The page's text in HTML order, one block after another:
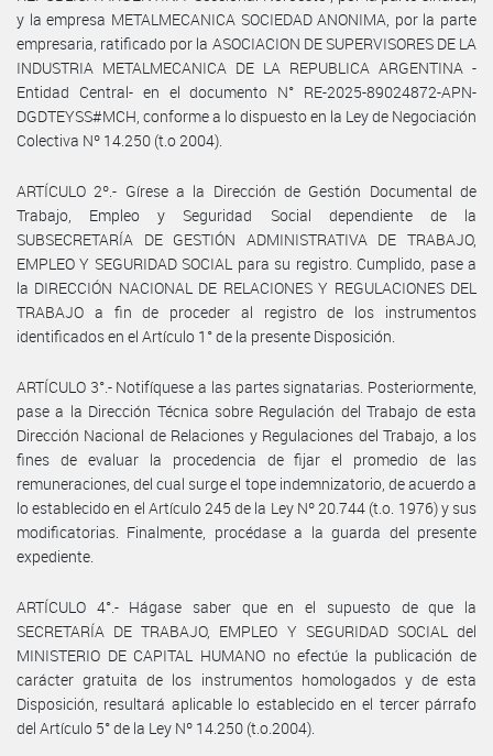
y la empresa METALMECANICA SOCIEDAD ANONIMA, por la parte
empresaria, ratificado por la ASOCIACION DE SUPERVISORES DE LA
INDUSTRIA METALMECANICA DE LA REPUBLICA ARGENTINA -
Entidad Central- en el documento N° RE-2025-89024872-APN-
DGDTEYSS#MCH, conforme a lo dispuesto en la Ley de Negociación
Colectiva Nº 14.250 (t.o 2004).
ARTÍCULO 2º.- Gírese a la Dirección de Gestión Documental de
Trabajo, Empleo y Seguridad Social dependiente de la
SUBSECRETARÍA DE GESTIÓN ADMINISTRATIVA DE TRABAJO,
EMPLEO Y SEGURIDAD SOCIAL para su registro. Cumplido, pase a
la DIRECCIÓN NACIONAL DE RELACIONES Y REGULACIONES DEL
TRABAJO a fin de proceder al registro de los instrumentos
identificados en el Artículo 1° de la presente Disposición.
ARTÍCULO 3°.- Notifíquese a las partes signatarias. Posteriormente,
pase a la Dirección Técnica sobre Regulación del Trabajo de esta
Dirección Nacional de Relaciones y Regulaciones del Trabajo, a los
fines de evaluar la procedencia de fijar el promedio de las
remuneraciones, del cual surge el tope indemnizatorio, de acuerdo a
lo establecido en el Artículo 245 de la Ley Nº 20.744 (t.o. 1976) y sus
modificatorias. Finalmente, procédase a la guarda del presente
expediente.
ARTÍCULO 4°.- Hágase saber que en el supuesto de que la
SECRETARÍA DE TRABAJO, EMPLEO Y SEGURIDAD SOCIAL del
MINISTERIO DE CAPITAL HUMANO no efectúe la publicación de
carácter gratuita de los instrumentos homologados y de esta
Disposición, resultará aplicable lo establecido en el tercer párrafo
del Artículo 5° de la Ley Nº 14.250 (t.o.2004).